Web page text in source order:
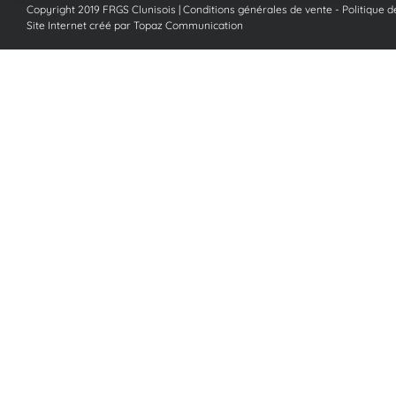
Copyright 2019 FRGS Clunisois | Conditions générales de vente - Politique
Site Internet créé par Topaz Communication